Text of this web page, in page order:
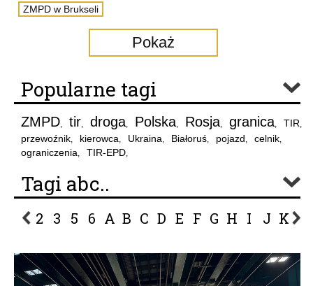
ZMPD w Brukseli
Pokaż
Popularne tagi
ZMPD, tir, droga, Polska, Rosja, granica, TIR,
przewoźnik, kierowca, Ukraina, Białoruś, pojazd, celnik,
ograniczenia, TIR-EPD,
Tagi abc..
2 3 5 6 A B C D E F G H I J K L